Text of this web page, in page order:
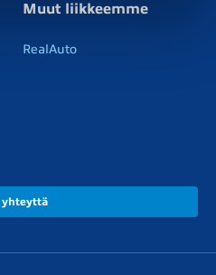
Muut liikkeemme
RealAuto
yhteyttä